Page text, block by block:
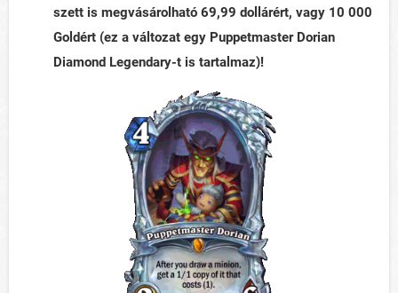
szett is megvásárolható 69,99 dollárért, vagy 10 000
Goldért (ez a változat egy Puppetmaster Dorian
Diamond Legendary-t is tartalmaz)!